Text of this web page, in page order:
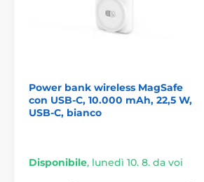
Soluzione perfetta per ricaricare i
viaggio, in ufficio e a casa.
Ordina
Power bank wireless MagSafe
con USB-C, 10.000 mAh, 22,5 W,
USB-C, bianco
Disponibile, lunedì 10. 8. da voi